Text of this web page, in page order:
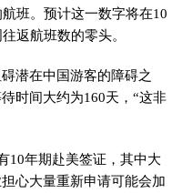
班。预计这一数字将在10
返航班数的零头。
潜在中国游客的障碍之
时间大约为160天，“这非
10年期赴美签证，其中大
心大量重新申请可能会加